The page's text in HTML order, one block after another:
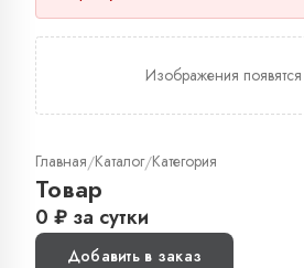
Изображения
Главная/Каталог/Категория
Товар
0 ₽ за сутки
Добавить в заказ